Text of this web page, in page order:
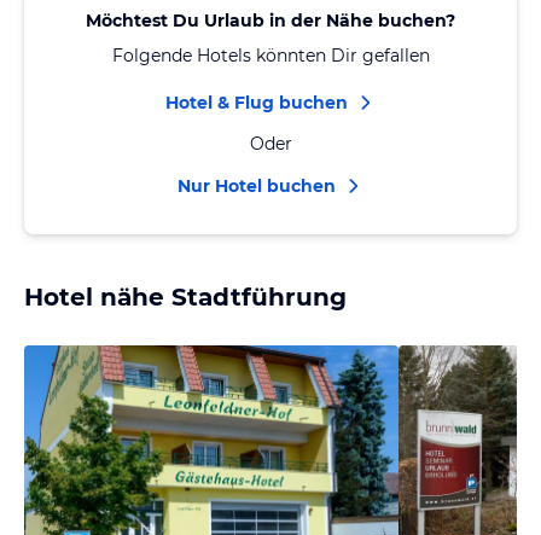
Möchtest Du Urlaub in der Nähe buchen?
Folgende Hotels könnten Dir gefallen
Hotel & Flug buchen
Oder
Nur Hotel buchen
Hotel nähe Stadtführung